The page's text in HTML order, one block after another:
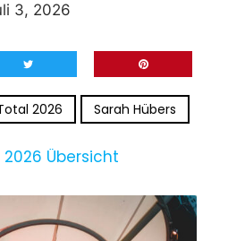
3, 2026
2026 Sarah Hübers
Übersicht